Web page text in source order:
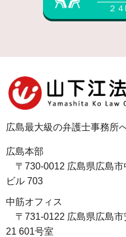
２
広島最大級の弁護士事務所
広島本部
〒730-0012 広島県広島市
ビル 703
中筋オフィス
〒731-0122 広島県広島市
21 601号室